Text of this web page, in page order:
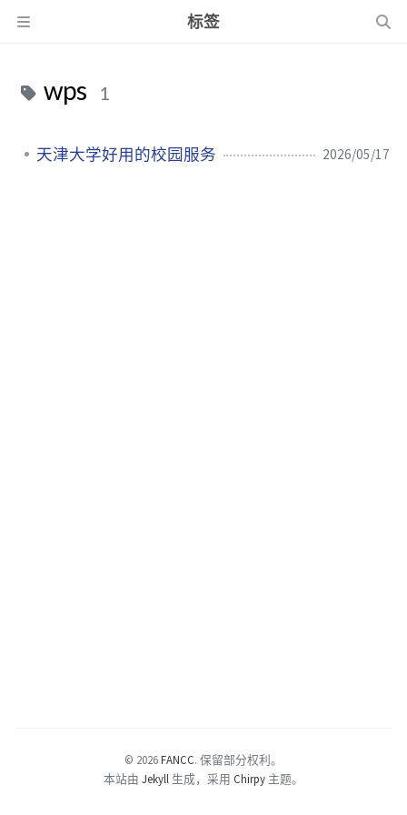
标签
wps 1
天津大学好用的校园服务 2026/05/17
© 2026FANCC. 保留部分权利。
本站由 Jekyll 生成，采用 Chirpy 主题。